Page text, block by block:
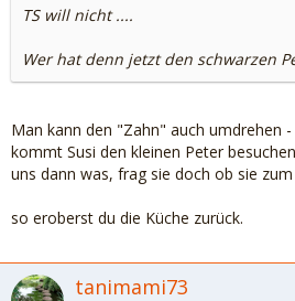
TS will nicht ....
Wer hat denn jetzt den schwarzen
Man kann den "Zahn" auch umdrehen
kommt Susi den kleinen Peter
uns dann was, frag sie doch ob sie
so eroberst du die Küche zurück.
tanimami73